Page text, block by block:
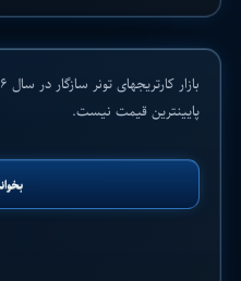
بازارهای صنعتی
۲ تیر ۱۴۰۵
پایینترین قیمت نیست.